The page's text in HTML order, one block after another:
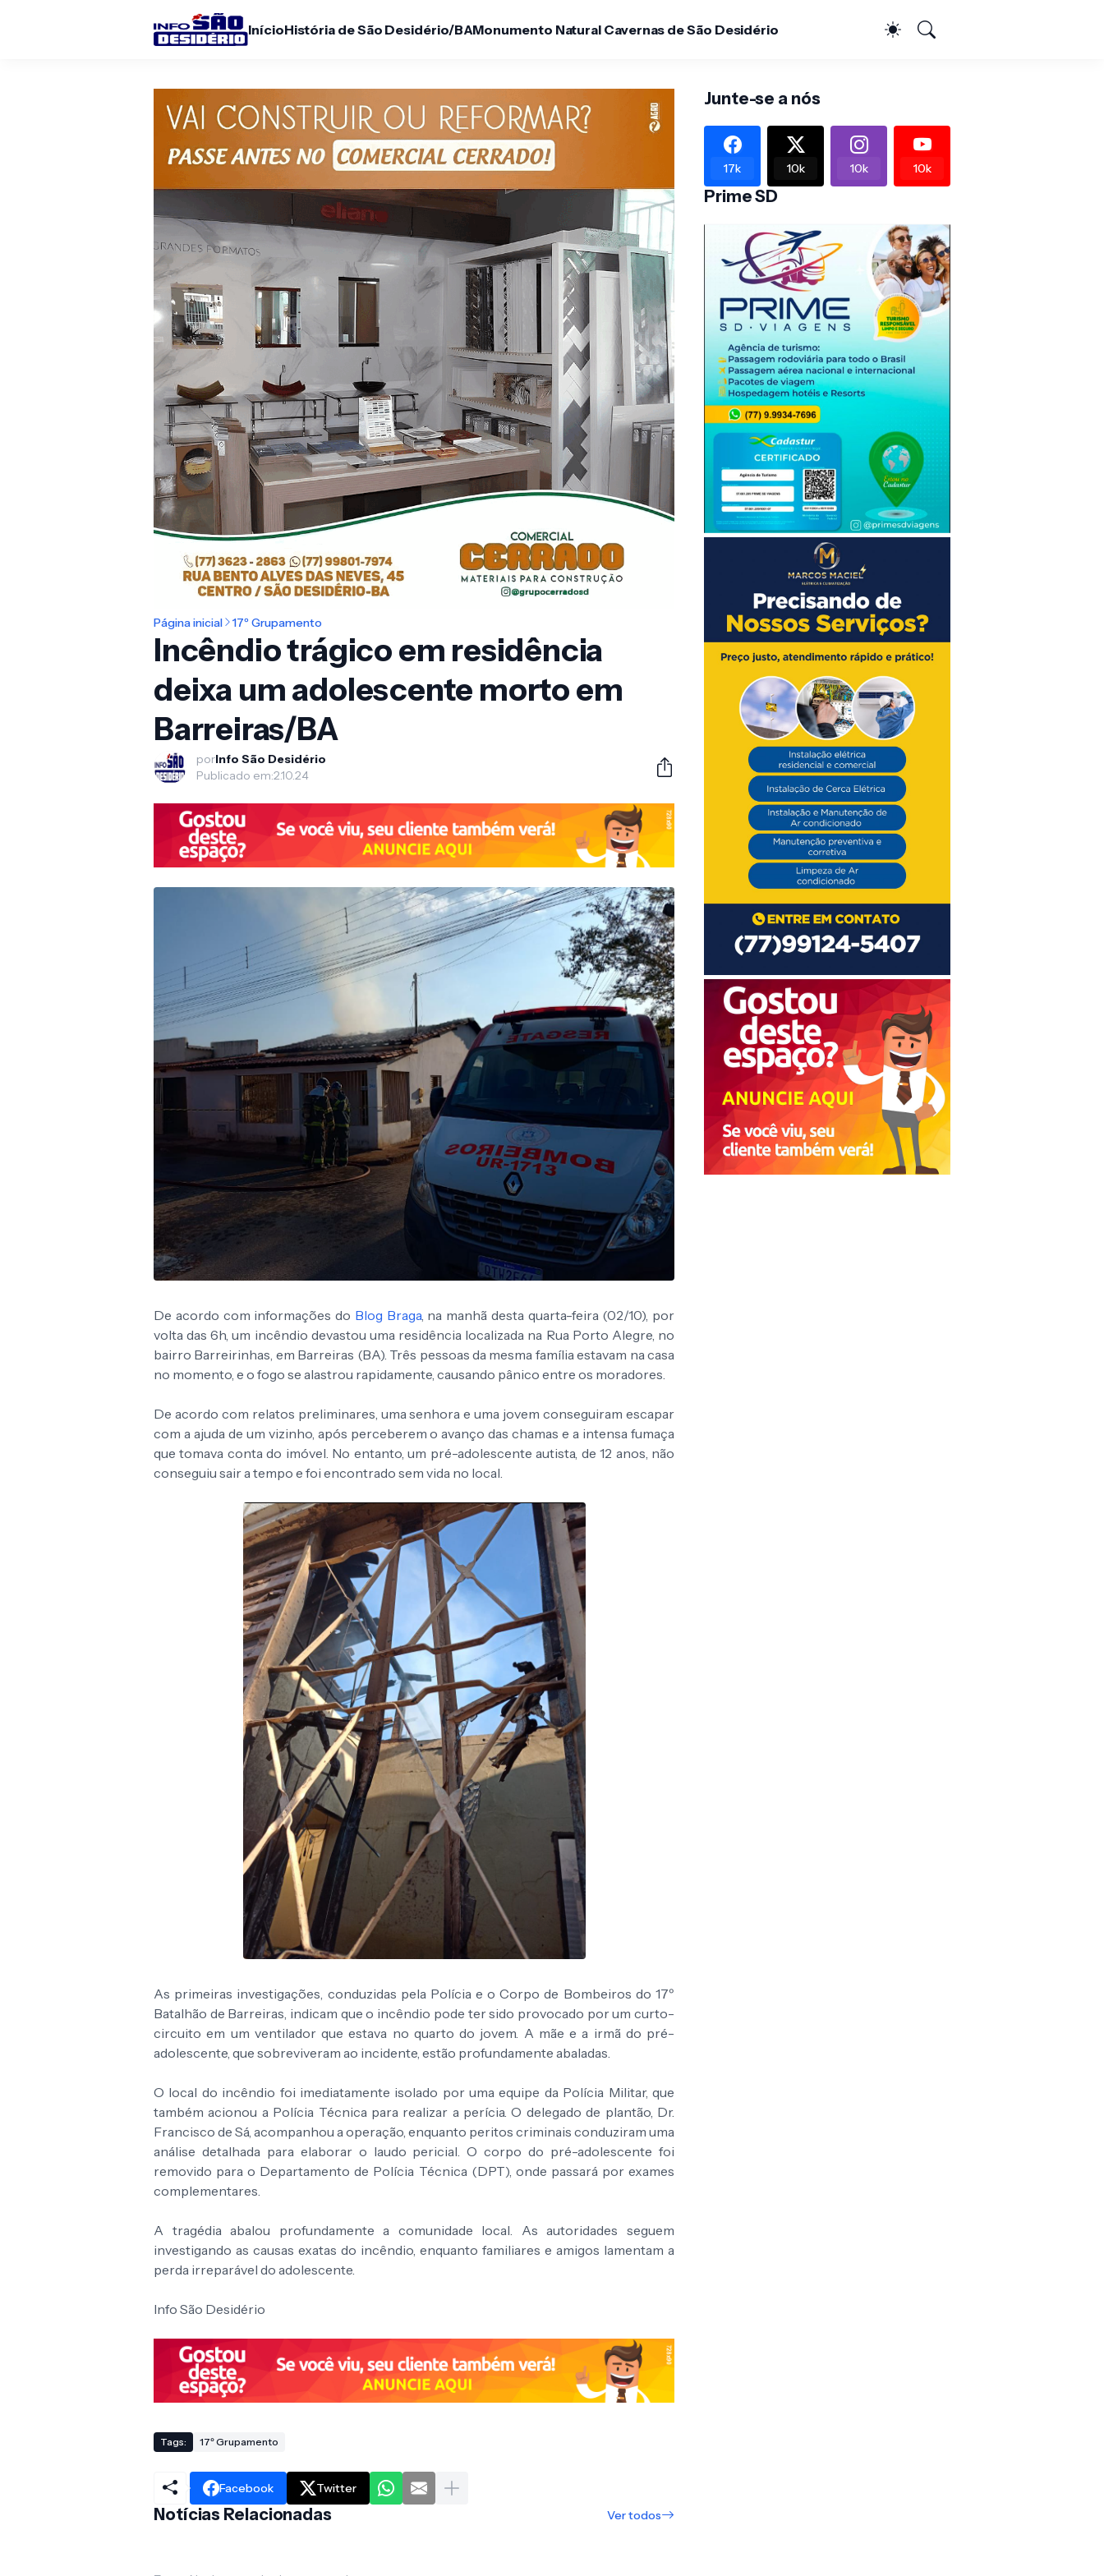
InícioHistória de São Desidério/BAMonumento Natural Cavernas de São Desidério
Página inicial 17º Grupamento
Incêndio trágico em residência
deixa um adolescente morto em
Barreiras/BA
porInfo São Desidério
Publicado em:2.10.24
De acordo com informações do Blog Braga, na manhã desta quarta-feira (02/10), por
volta das 6h, um incêndio devastou uma residência localizada na Rua Porto Alegre, no
bairro Barreirinhas, em Barreiras (BA). Três pessoas da mesma família estavam na casa
no momento, e o fogo se alastrou rapidamente, causando pânico entre os moradores.
De acordo com relatos preliminares, uma senhora e uma jovem conseguiram escapar
com a ajuda de um vizinho, após perceberem o avanço das chamas e a intensa fumaça
que tomava conta do imóvel. No entanto, um pré-adolescente autista, de 12 anos, não
conseguiu sair a tempo e foi encontrado sem vida no local.
As primeiras investigações, conduzidas pela Polícia e o Corpo de Bombeiros do 17º
Batalhão de Barreiras, indicam que o incêndio pode ter sido provocado por um curto-
circuito em um ventilador que estava no quarto do jovem. A mãe e a irmã do pré-
adolescente, que sobreviveram ao incidente, estão profundamente abaladas.
O local do incêndio foi imediatamente isolado por uma equipe da Polícia Militar, que
também acionou a Polícia Técnica para realizar a perícia. O delegado de plantão, Dr.
Francisco de Sá, acompanhou a operação, enquanto peritos criminais conduziram uma
análise detalhada para elaborar o laudo pericial. O corpo do pré-adolescente foi
removido para o Departamento de Polícia Técnica (DPT), onde passará por exames
complementares.
A tragédia abalou profundamente a comunidade local. As autoridades seguem
investigando as causas exatas do incêndio, enquanto familiares e amigos lamentam a
perda irreparável do adolescente.
Info São Desidério
Tags: 17º Grupamento
Facebook Twitter
Notícias Relacionadas Ver todos
Junte-se a nós
17k 10k 10k 10k
Prime SD